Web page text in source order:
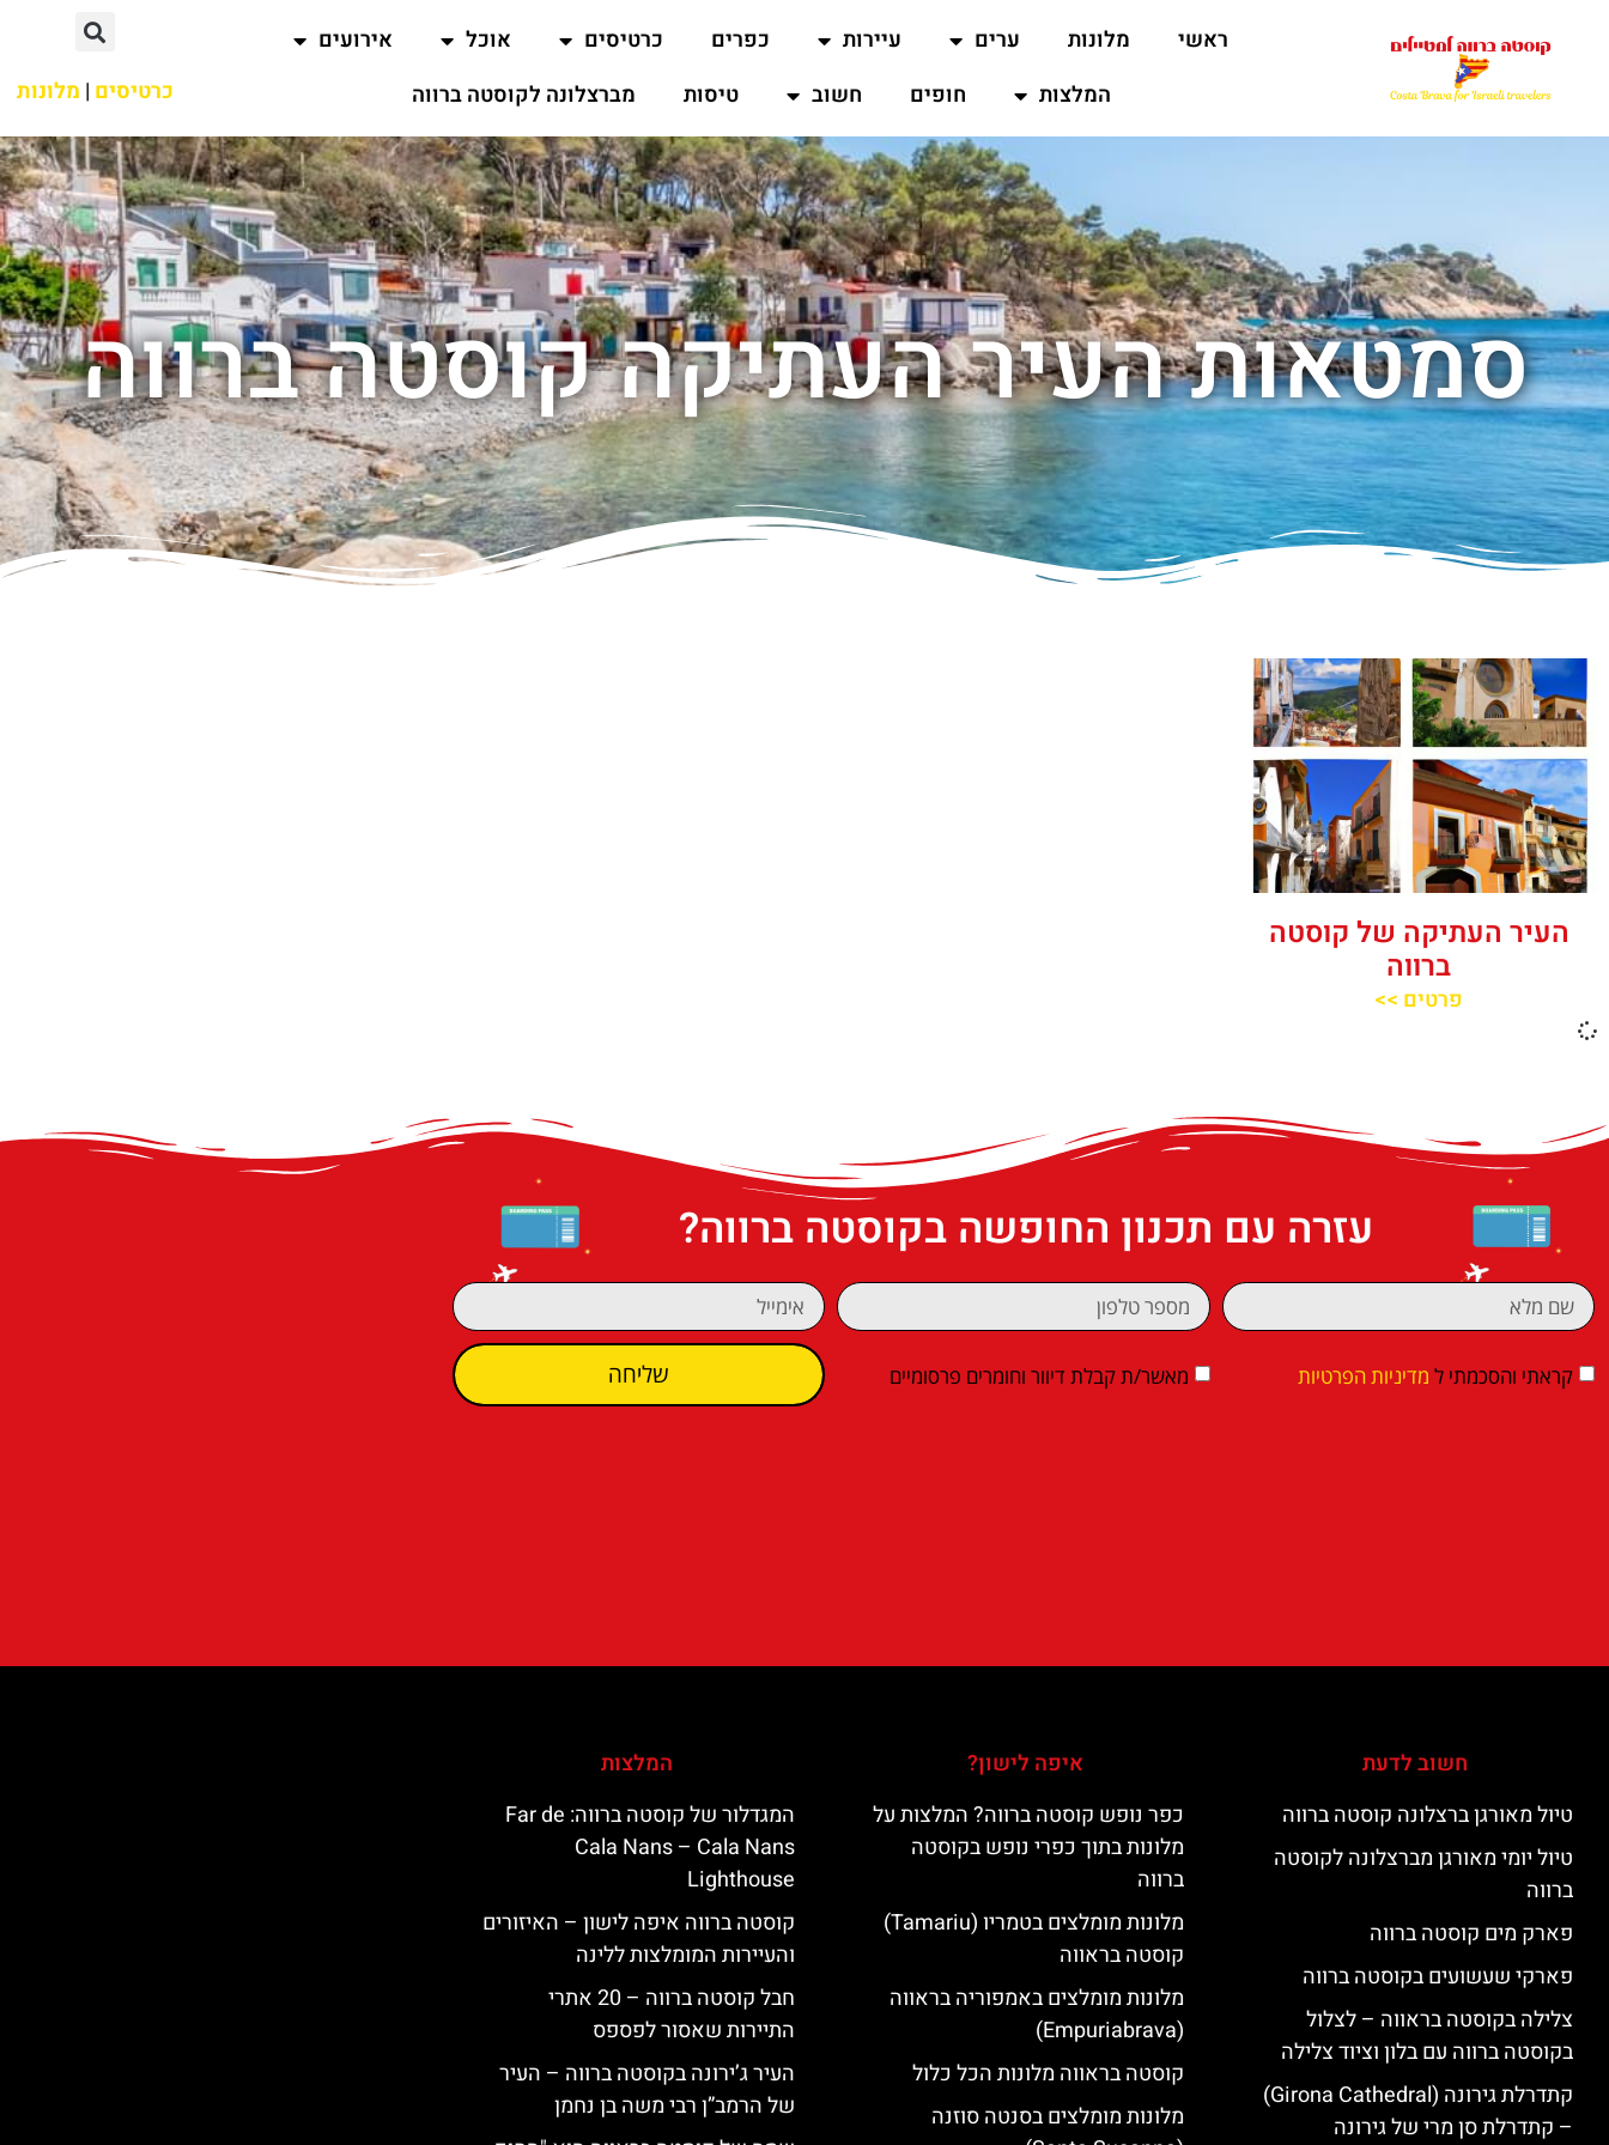
ראשי מלונות ערים עיירות כפרים כרטיסים אוכל
אירועים
המלצות
חופים חשוב טיסות מברצלונה לקוסטה ברווה כרטיסים | מלונות
סמטאות העיר העתיקה קוסטה ברווה
העיר העתיקה של קוסטה
ברווה
פרטים >>
עזרה עם תכנון החופשה בקוסטה ברווה?
קראתי והסכמתי ל מדיניות הפרטיות מאשר/ת קבלת דיוור וחומרים פרסומיים שליחה
חשוב לדעת
טיול מאורגן ברצלונה קוסטה ברווה
טיול יומי מאורגן מברצלונה לקוסטה
ברווה
פארק מים קוסטה ברווה
פארקי שעשועים בקוסטה ברווה
צלילה בקוסטה בראווה – לצלול
בקוסטה ברווה עם בלון וציוד צלילה
קתדרלת גירונה (Girona Cathedral)
– קתדרלת סן מרי של גירונה
איפה לישון?
כפר נופש קוסטה ברווה? המלצות על
מלונות בתוך כפרי נופש בקוסטה
ברווה
מלונות מומלצים בטמריו (Tamariu)
קוסטה בראווה
מלונות מומלצים באמפוריה בראווה
(Empuriabrava)
קוסטה בראווה מלונות הכל כלול
מלונות מומלצים בסנטה סוזנה
המלצות
המגדלור של קוסטה ברווה: ‪‪Far de
Cala Nans – Cala Nans
Lighthouse‬‬
קוסטה ברווה איפה לישון – האיזורים
והעיירות המומלצות ללינה
חבל קוסטה ברווה – 20 אתרי
התיירות שאסור לפספס
העיר ג’ירונה בקוסטה ברווה – העיר
של הרמב”ן רבי משה בן נחמן